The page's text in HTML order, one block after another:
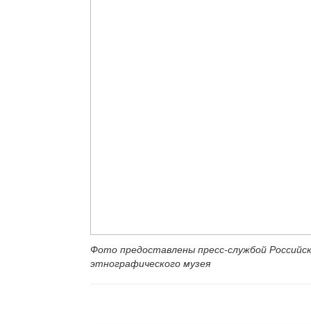
Фото предоставлены пресс-службой
этнографического музея